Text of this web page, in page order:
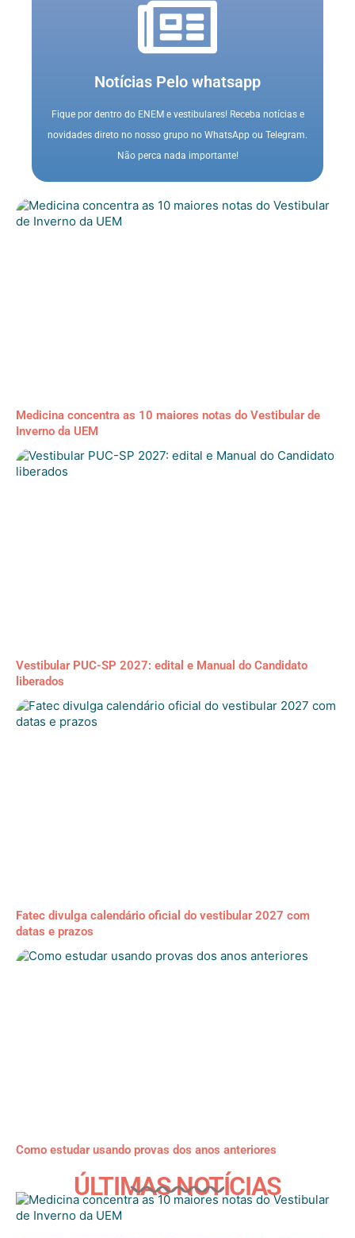
Notícias Pelo whatsapp
Fique por dentro do ENEM e vestibulares! Receba notícias e
novidades direto no nosso grupo no WhatsApp ou Telegram.
Não perca nada importante!
Medicina concentra as 10 maiores notas do Vestibular de
Inverno da UEM
Vestibular PUC-SP 2027: edital e Manual do Candidato
liberados
Fatec divulga calendário oficial do vestibular 2027 com
datas e prazos
Como estudar usando provas dos anos anteriores
ÚLTIMAS NOTÍCIAS